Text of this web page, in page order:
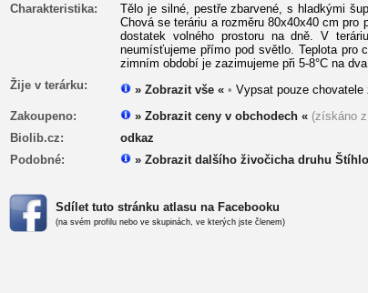
Charakteristika:
Tělo je silné, pestře zbarvené, s hladkými
Chová se teráriu a rozměru 80x40x40 cm
dostatek volného prostoru na dně. V
neumísťujeme přímo pod světlo. Teplota pro
zimním období je zazimujeme při 5-8°C na
Žije v terárku:
» Zobrazit vše « • Vypsat pouze chovatele
Zakoupeno:
» Zobrazit ceny v obchodech « (získáno
Biolib.cz:
odkaz
Podobné:
» Zobrazit dalšího živočicha druhu
Sdílet tuto stránku atlasu na Facebooku
(na svém profilu nebo ve skupinách, ve kterých jste členem)